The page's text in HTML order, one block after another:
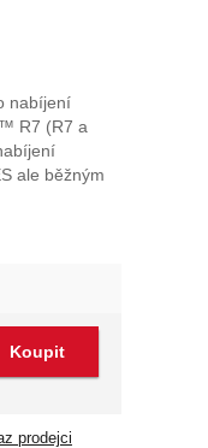
nabíjení
R7 (R7 a
ale běžným
Koupit
prodejci